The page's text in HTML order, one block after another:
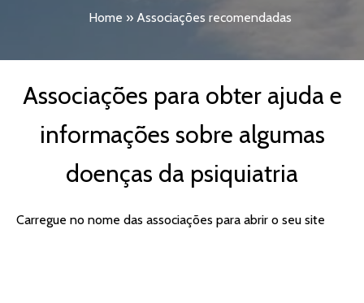
Home » Associações recomendadas
Associações para obter ajuda e
informações sobre algumas
doenças da psiquiatria
Carregue no nome das associações para abrir o seu site